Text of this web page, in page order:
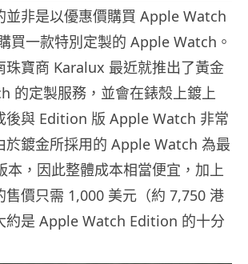
並非是以優惠價購買 Apple Watch
買一款特別定製的 Apple Watch。
珠寶商 Karalux 最近就推出了黃金
的定製服務，並會在錶殼上鍍上
後與 Edition 版 Apple Watch 非常
於鍍金所採用的 Apple Watch 為最
本，因此整體成本相當便宜，加上
售價只需 1,000 美元（約 7,750 港
約是 Apple Watch Edition 的十分